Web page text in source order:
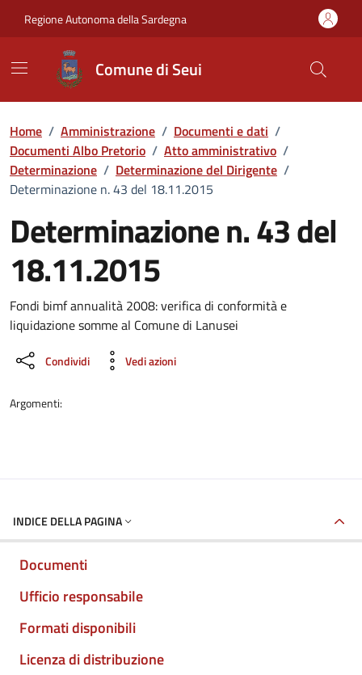
Regione Autonoma della Sardegna
Comune di Seui
Home / Amministrazione / Documenti e dati /
Documenti Albo Pretorio / Atto amministrativo /
Determinazione / Determinazione del Dirigente /
Determinazione n. 43 del 18.11.2015
Determinazione n. 43 del
18.11.2015
Dettaglio del documento
Fondi bimf annualità 2008: verifica di conformità e
liquidazione somme al Comune di Lanusei
Condividi Vedi azioni
Argomenti:
INDICE DELLA PAGINA
Documenti
Ufficio responsabile
Formati disponibili
Licenza di distribuzione